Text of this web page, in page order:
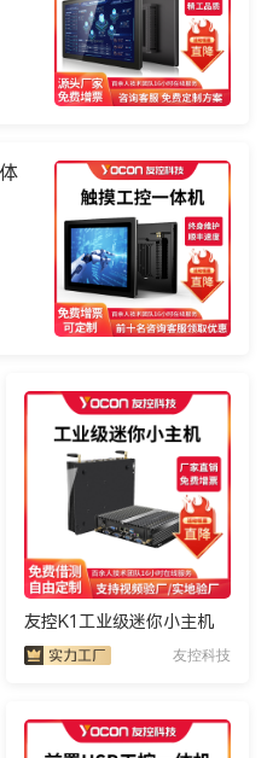
电阻触摸屏
触摸功能
友控K1工业级迷你小主机
友控科技